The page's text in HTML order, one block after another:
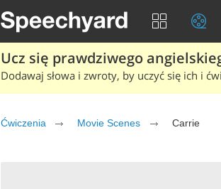
Ucz się prawdziwego
Dodawaj słowa i zwroty, by uczyć się ich i
Ćwiczenia Movie Scenes Carrie